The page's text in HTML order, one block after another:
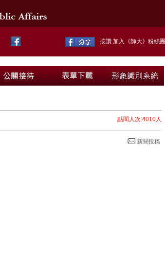
按讚 加入《師大》粉絲團
點閱人次:4010人
新聞投稿